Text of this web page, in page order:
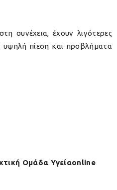
συνέχεια, έχουν λιγότερες
υψηλή πίεση και προβλήματα
Ομάδα Υγείαonline